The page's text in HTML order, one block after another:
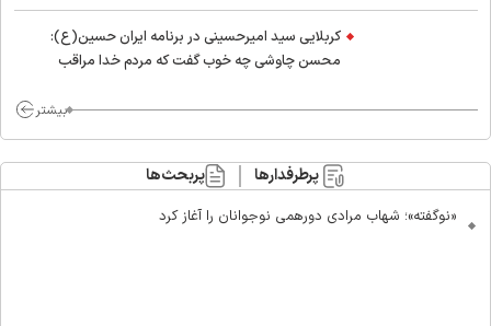
کربلایی سید امیر‌حسینی در برنامه ایران حسین(ع):
محسن چاوشی چه خوب گفت که مردم خدا مراقب
بیشتر
پرطرفدارها پربحث‌ها
«نوگفته»؛ شهاب مرادی دورهمی نوجوانان را آغاز کرد